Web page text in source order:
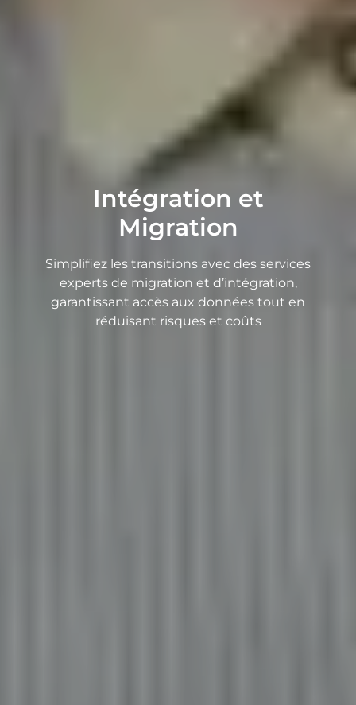
Intégration et
Migration
Simplifiez les transitions avec des services
experts de migration et d’intégration,
garantissant accès aux données tout en
réduisant risques et coûts